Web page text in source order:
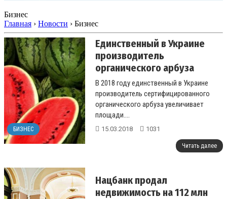
Бизнес
Главная › Новости › Бизнес
БИЗНЕС
Единственный в Украине
производитель
органического арбуза
увеличивает площади
В 2018 году единственный в Украине
производитель сертифицированного
органического арбуза увеличивает
площади....
15.03.2018 1031
Читать далее
Нацбанк продал
недвижимость на 112 млн